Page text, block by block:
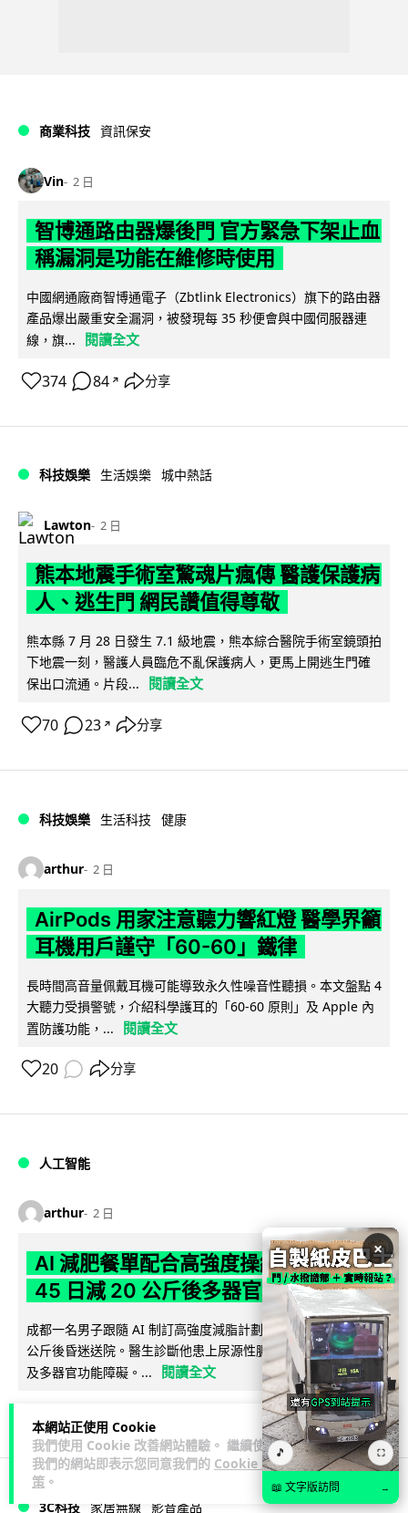
本網站正使用 Cookie
我們使用 Cookie 改善網站體驗。 繼續使用
我們的網站即表示您同意我們的 Cookie 政
策 。
商業科技 資訊保安
Vin 2 日
智博通路由器爆後門 官方緊急下架止血
稱漏洞是功能在維修時使用
中國網通廠商智博通電子（Zbtlink Electronics）旗下的路由器
產品爆出嚴重安全漏洞，被發現每 35 秒便會與中國伺服器連
線，旗...
閱讀全文
374 84 ↗ 分享
科技娛樂 生活娛樂 城中熱話
Lawton 2 日
熊本地震手術室驚魂片瘋傳 醫護保護病
人、逃生門 網民讚值得尊敬
熊本縣 7 月 28 日發生 7.1 級地震，熊本綜合醫院手術室鏡頭拍
下地震一刻，醫護人員臨危不亂保護病人，更馬上開逃生門確
保出口流通。片段...
閱讀全文
70 23 ↗ 分享
科技娛樂 生活科技 健康
arthur 2 日
AirPods 用家注意聽力響紅燈 醫學界籲
耳機用戶謹守「60-60」鐵律
長時間高音量佩戴耳機可能導致永久性噪音性聽損。本文盤點 4
大聽力受損警號，介紹科學護耳的「60-60 原則」及 Apple 內
置防護功能，...
閱讀全文
20 分享
人工智能
arthur 2 日
AI 減肥餐單配合高強度操練 成都男
45 日減 20 公斤後多器官衰竭
成都一名男子跟隨 AI 制訂高強度減脂計劃，45 日內減去約 20
公斤後昏迷送院。醫生診斷他患上尿源性膿毒症、膿毒性休克
及多器官功能障礙。...
閱讀全文
3C科技 家居無線 影音產品
×
🎵 ⛶
📖 文字版訪問 →